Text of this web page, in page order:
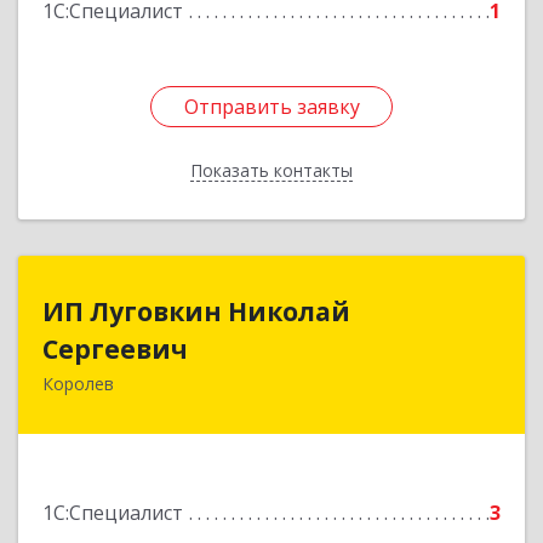
1С:Специалист 1
Отправить заявку
Показать контакты
Отправить заявку
Назад
ИП Луговкин Николай
Сергеевич
Королев
1С:Специалист 3
ИП Луговкин Николай
141071, Московская обл, Королев г, Садовая ул,